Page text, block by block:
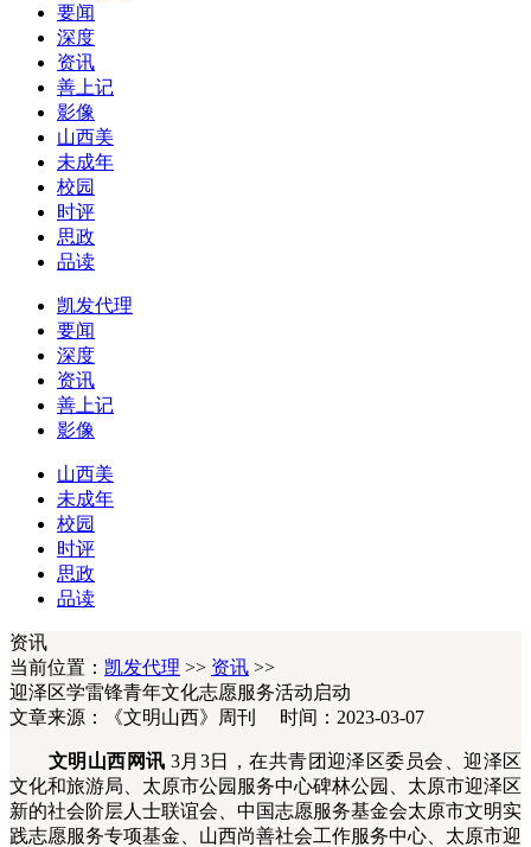
要闻
深度
资讯
善上记
影像
山西美
未成年
校园
时评
思政
品读
凯发代理
要闻
深度
资讯
善上记
影像
山西美
未成年
校园
时评
思政
品读
资讯
当前位置： 凯发代理 >> 资讯 >>
迎泽区学雷锋青年文化志愿服务活动启动
文章来源：《文明山西》周刊 时间：2023-03-07
文明山西网讯 3月3日，在共青团迎泽区委员会、迎泽区
文化和旅游局、太原市公园服务中心碑林公园、太原市迎泽区
新的社会阶层人士联谊会、中国志愿服务基金会太原市文明实
践志愿服务专项基金、山西尚善社会工作服务中心、太原市迎